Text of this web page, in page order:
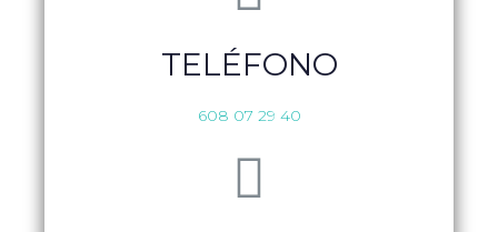
TELÉFONO
608 07 29 40